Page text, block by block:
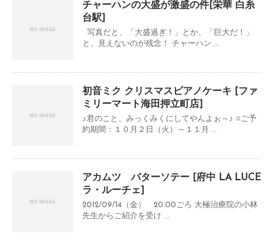
チャーハンの大盛が激盛の件[栄華 白糸
台駅]
写真だと、「大盛過ぎ！」とか、「巨大だ！」
と、見えないのが残念！ チャーハン ...
初音ミク クリスマスピアノケーキ [ファ
ミリーマート海田押立町店]
♪君のこと、みっくみくにしてやんよぉ～♪ ○ご予
約期間：１０月２日（火）～１１月 ...
アカムツ バターソテー [府中 LA LUCE
ラ・ルーチェ]
2012/09/14（金） 20:00ごろ 大極治療院の小林
先生からご紹介を受け ...